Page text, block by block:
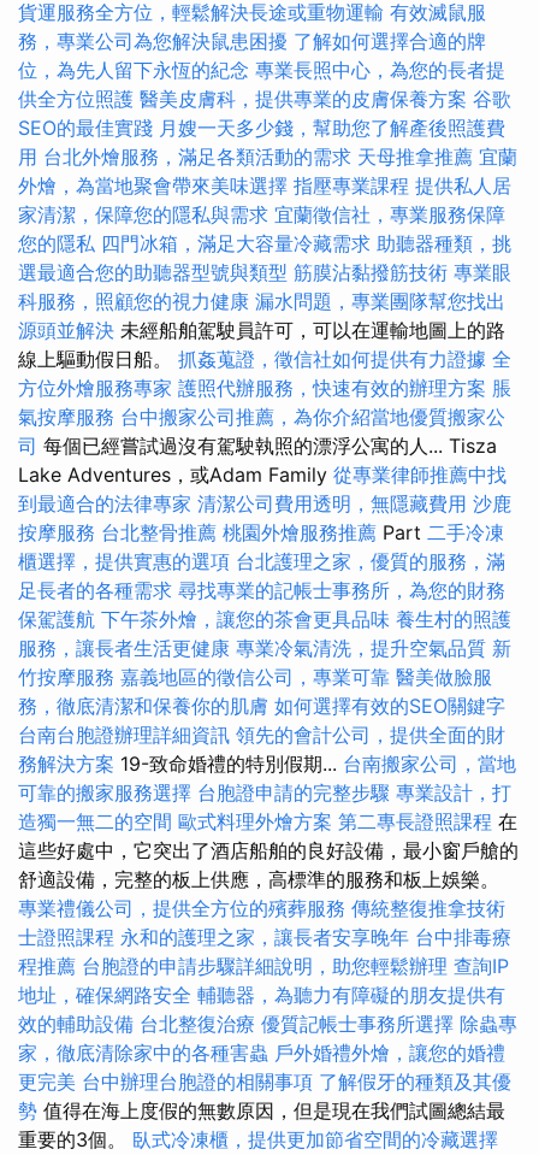
貨運服務全方位，輕鬆解決長途或重物運輸 有效滅鼠服
務，專業公司為您解決鼠患困擾 了解如何選擇合適的牌
位，為先人留下永恆的紀念 專業長照中心，為您的長者提
供全方位照護 醫美皮膚科，提供專業的皮膚保養方案 谷歌
SEO的最佳實踐 月嫂一天多少錢，幫助您了解產後照護費
用 台北外燴服務，滿足各類活動的需求 天母推拿推薦 宜蘭
外燴，為當地聚會帶來美味選擇 指壓專業課程 提供私人居
家清潔，保障您的隱私與需求 宜蘭徵信社，專業服務保障
您的隱私 四門冰箱，滿足大容量冷藏需求 助聽器種類，挑
選最適合您的助聽器型號與類型 筋膜沾黏撥筋技術 專業眼
科服務，照顧您的視力健康 漏水問題，專業團隊幫您找出
源頭並解決 未經船舶駕駛員許可，可以在運輸地圖上的路
線上驅動假日船。 抓姦蒐證，徵信社如何提供有力證據 全
方位外燴服務專家 護照代辦服務，快速有效的辦理方案 脹
氣按摩服務 台中搬家公司推薦，為你介紹當地優質搬家公
司 每個已經嘗試過沒有駕駛執照的漂浮公寓的人... Tisza
Lake Adventures，或Adam Family 從專業律師推薦中找
到最適合的法律專家 清潔公司費用透明，無隱藏費用 沙鹿
按摩服務 台北整骨推薦 桃園外燴服務推薦 Part 二手冷凍
櫃選擇，提供實惠的選項 台北護理之家，優質的服務，滿
足長者的各種需求 尋找專業的記帳士事務所，為您的財務
保駕護航 下午茶外燴，讓您的茶會更具品味 養生村的照護
服務，讓長者生活更健康 專業冷氣清洗，提升空氣品質 新
竹按摩服務 嘉義地區的徵信公司，專業可靠 醫美做臉服
務，徹底清潔和保養你的肌膚 如何選擇有效的SEO關鍵字
台南台胞證辦理詳細資訊 領先的會計公司，提供全面的財
務解決方案 19-致命婚禮的特別假期... 台南搬家公司，當地
可靠的搬家服務選擇 台胞證申請的完整步驟 專業設計，打
造獨一無二的空間 歐式料理外燴方案 第二專長證照課程 在
這些好處中，它突出了酒店船舶的良好設備，最小窗戶艙的
舒適設備，完整的板上供應，高標準的服務和板上娛樂。
專業禮儀公司，提供全方位的殯葬服務 傳統整復推拿技術
士證照課程 永和的護理之家，讓長者安享晚年 台中排毒療
程推薦 台胞證的申請步驟詳細說明，助您輕鬆辦理 查詢IP
地址，確保網路安全 輔聽器，為聽力有障礙的朋友提供有
效的輔助設備 台北整復治療 優質記帳士事務所選擇 除蟲專
家，徹底清除家中的各種害蟲 戶外婚禮外燴，讓您的婚禮
更完美 台中辦理台胞證的相關事項 了解假牙的種類及其優
勢 值得在海上度假的無數原因，但是現在我們試圖總結最
重要的3個。 臥式冷凍櫃，提供更加節省空間的冷藏選擇